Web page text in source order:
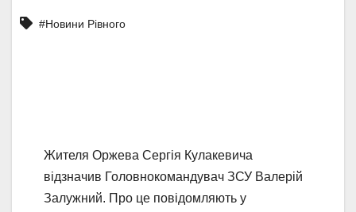
#Новини Рівного
Жителя Оржева Сергія Кулакевича
відзначив Головнокомандувач ЗСУ Валерій
Залужний. Про це повідомляють у